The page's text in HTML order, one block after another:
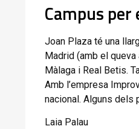
Campus per
Joan Plaza té una
Madrid (amb el queva
Màlaga i Real Betis.
Amb l’empresa
nacional. Alguns dels
Laia Palau